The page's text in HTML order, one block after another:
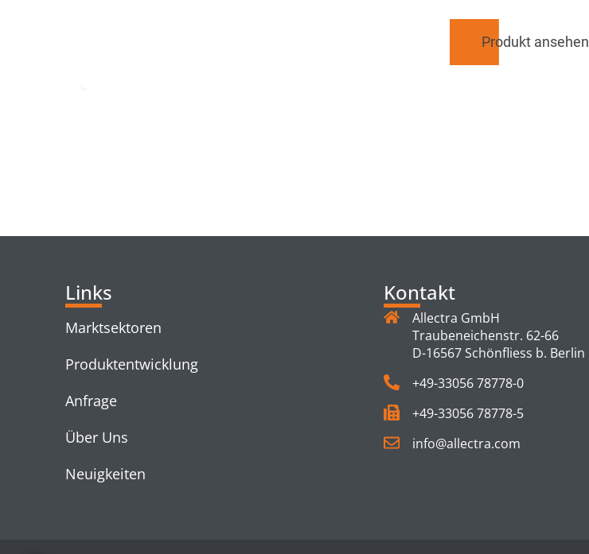
Produkt ansehen
Links
Marktsektoren
Produktentwicklung
Anfrage
Über Uns
Neuigkeiten
Kontakt
Allectra GmbH
Traubeneichenstr. 62-66
D-16567 Schönfliess b. Berlin
+49-33056 78778-0
+49-33056 78778-5
info@allectra.com